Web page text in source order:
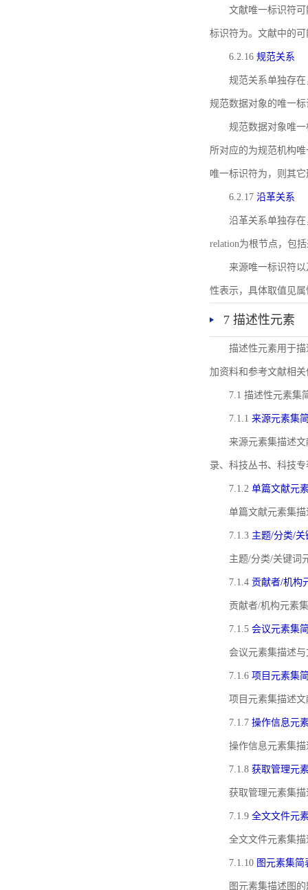
文献唯一标识符
标识符为。文献中的
6.2.16 规范关系
规范关系单独存
规范数据对象的唯一
规范数据对象唯一
所对应的为规范机构
唯一标识符为，则其
6.2.17 沿革关系
沿革关系单独存
relation为根节点，包
来源唯一标识符以
性表示，具体取值见属
7 描述性元素
描述性元素用于
加资料和参考文献相
7.1 描述性元素集
7.1.1 来源元素集
来源元素集描述
录、科技丛书、科技
7.1.2 单篇文献元
单篇文献元素集
7.1.3 主题/分类/
主题/分类/关键词
7.1.4 贡献者/机构
贡献者/机构元素
7.1.5 会议元素集
会议元素集描述
7.1.6 项目元素集
项目元素集描述
7.1.7 操作信息元
操作信息元素集
7.1.8 获取管理元
获取管理元素集
7.1.9 全文文件元
全文文件元素集
7.1.10 图元素集简
图元素集描述图